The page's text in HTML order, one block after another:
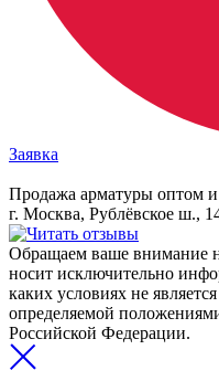
Заявка
Продажа арматуры оптом
г. Москва, Рублёвское ш.,
Обращаем ваше внимание
носит исключительно
каких условиях не
определяемой
Российской Федерации.